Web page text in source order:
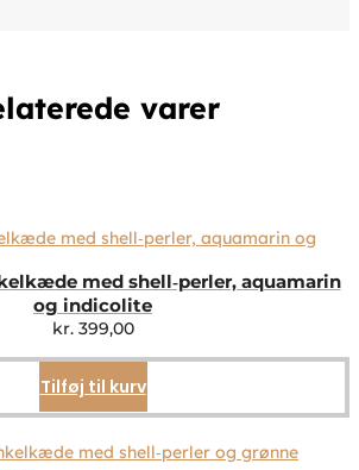
varer
med shell‑perler, aquamarin
og indicolite
kr.399,00
Tilføj til kurv